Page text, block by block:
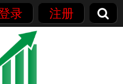
录 注册